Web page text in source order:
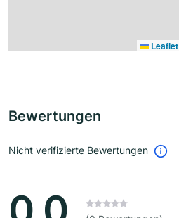
Leaflet
Bewertungen
Nicht verifizierte Bewertungen